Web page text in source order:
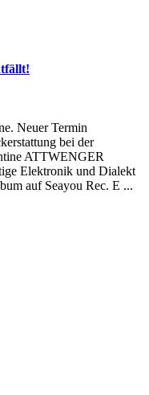
Neuer Termin
bei der
ATTWENGER
Elektronik und Dialekt
auf Seayou Rec. E ...